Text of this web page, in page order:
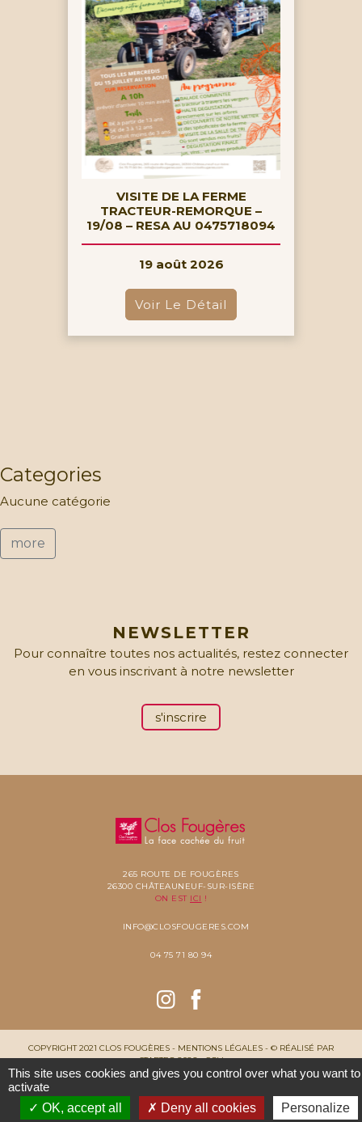
VISITE DE LA FERME
TRACTEUR-REMORQUE –
19/08 – RESA AU 0475718094
19 août 2026
Voir Le Détail
Categories
Aucune catégorie
more
NEWSLETTER
Pour connaître toutes nos actualités, restez connecter
en vous inscrivant à notre newsletter
s'inscrire
265 ROUTE DE FOUGÈRES
26300 CHÂTEAUNEUF-SUR-ISÈRE
ON EST ICI !
INFO@CLOSFOUGERES.COM
04 75 71 80 94
COPYRIGHT 2021 CLOS FOUGÈRES - MENTIONS LÉGALES - © RÉALISÉ PAR
STARTEO2026 -CGV
This site uses cookies and gives you control over what you want to
activate
OK, accept all
Deny all cookies Personalize